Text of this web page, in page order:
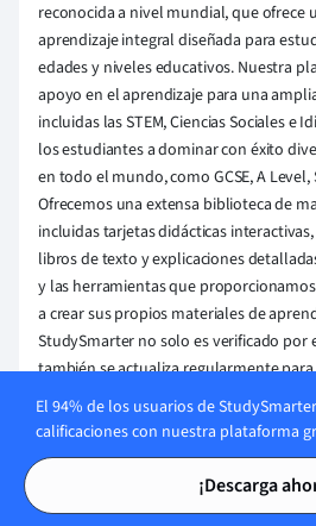
Tarjetas de
Tarjetas de
reconocida a nivel mundial, que ofrece
aprendizaje integral diseñada para
edades y niveles educativos. Nuestra
apoyo en el aprendizaje para una
incluidas las STEM, Ciencias Sociales e
los estudiantes a dominar con éxito
en todo el mundo, como GCSE, A Level,
Ofrecemos una extensa biblioteca de
incluidas tarjetas didácticas
libros de texto y explicaciones
y las herramientas que
a crear sus propios materiales de
StudySmarter no solo es verificado por
también se actualiza regularmente
relevancia.
El 94% de los usuarios de
calificaciones con nuestra plataforma
¡Descarga